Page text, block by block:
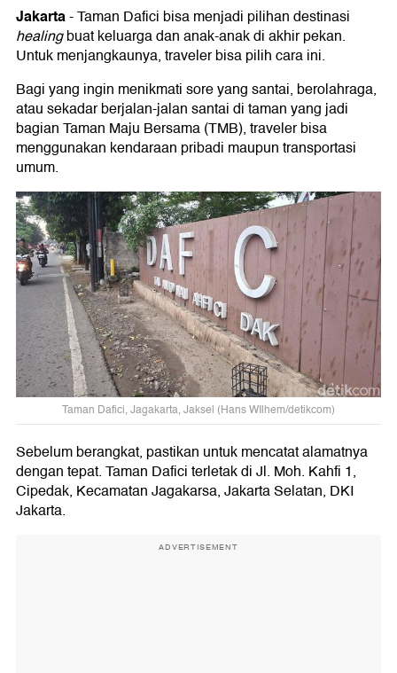
Jakarta-Taman Dafici bisa menjadi pilihan destinasi
healingbuat keluarga dan anak-anak di akhir pekan.
Untuk menjangkaunya, traveler bisa pilih cara ini.
Bagi yang ingin menikmati sore yang santai, berolahraga,
atau sekadar berjalan-jalan santai di taman yang jadi
bagian Taman Maju Bersama (TMB), traveler bisa
menggunakan kendaraan pribadi maupun transportasi
umum.
Taman Dafici, Jagakarta, Jaksel (Hans WIlhem/detikcom)
Sebelum berangkat, pastikan untuk mencatat alamatnya
dengan tepat. Taman Dafici terletak di Jl. Moh. Kahfi 1,
Cipedak, Kecamatan Jagakarsa, Jakarta Selatan, DKI
Jakarta.
ADVERTISEMENT